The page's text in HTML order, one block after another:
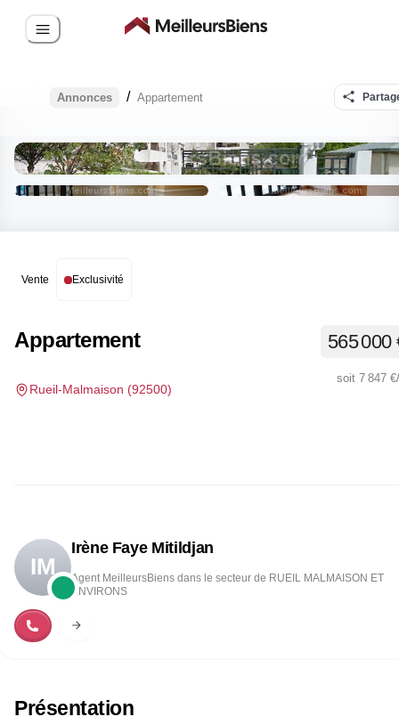
Annonces / Appartement
Vente Exclusivité
Appartement
Rueil-Malmaison (92500)
565 000
soit 7 847 €
IM
Irène Faye Mitildjan
Agent MeilleursBiens dans le secteur de RUEIL MALMAISON ET
ENVIRONS
Présentation